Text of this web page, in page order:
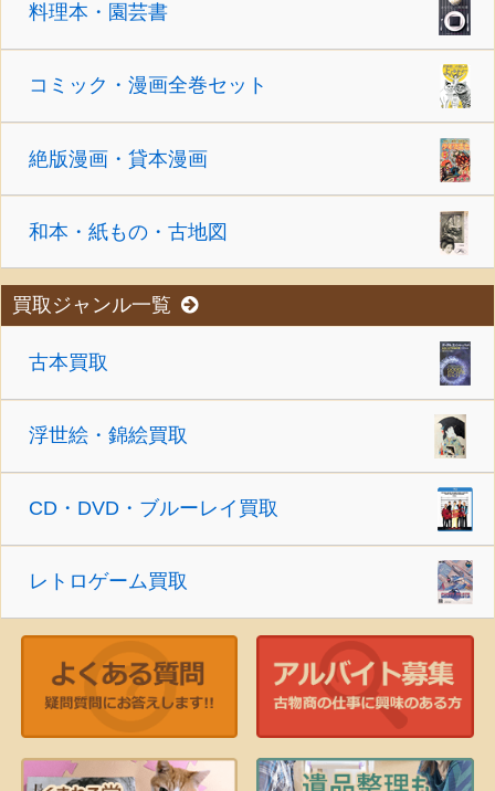
料理本・園芸書
コミック・漫画全巻セット
絶版漫画・貸本漫画
和本・紙もの・古地図
買取ジャンル一覧
古本買取
浮世絵・錦絵買取
CD・DVD・ブルーレイ買取
レトロゲーム買取